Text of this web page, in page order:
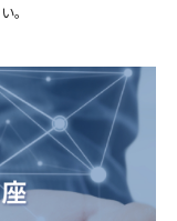
。